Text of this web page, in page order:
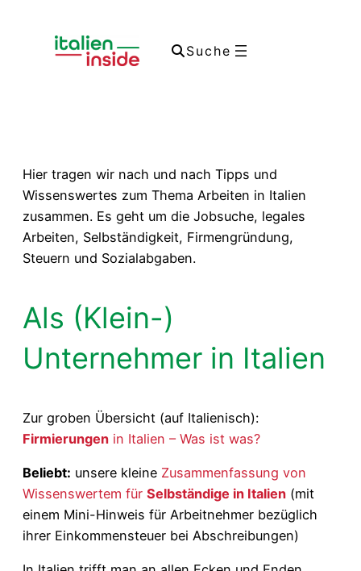
Suche
Hier tragen wir nach und nach Tipps und
Wissenswertes zum Thema Arbeiten in Italien
zusammen. Es geht um die Jobsuche, legales
Arbeiten, Selbständigkeit, Firmengründung,
Steuern und Sozialabgaben.
Als (Klein-)
Unternehmer in Italien
Zur groben Übersicht (auf Italienisch):
Firmierungen in Italien – Was ist was?
Beliebt: unsere kleine Zusammenfassung von
Wissenswertem für Selbständige in Italien (mit
einem Mini-Hinweis für Arbeitnehmer bezüglich
ihrer Einkommensteuer bei Abschreibungen)